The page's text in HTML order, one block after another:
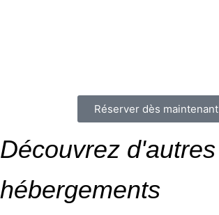
Réserver dès maintenant
Découvrez d'autres
hébergements